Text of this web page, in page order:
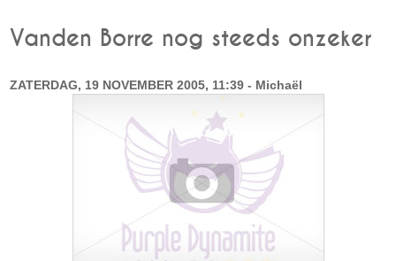
Vanden Borre nog steeds onzeker
ZATERDAG, 19 NOVEMBER 2005, 11:39 - Michaël